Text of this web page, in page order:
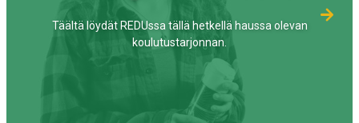
Täältä löydät REDUssa tällä hetkellä haussa olevan
koulutustarjonnan.